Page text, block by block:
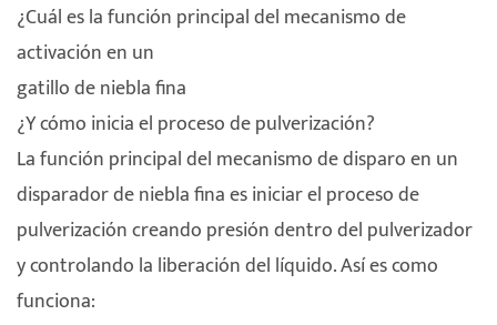
¿Cuál es la función principal del mecanismo de
activación en un
gatillo de niebla fina
¿Y cómo inicia el proceso de pulverización?
La función principal del mecanismo de disparo en un
disparador de niebla fina es iniciar el proceso de
pulverización creando presión dentro del pulverizador
y controlando la liberación del líquido. Así es como
funciona: